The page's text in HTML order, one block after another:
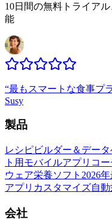
10日間の無料トライア
能
“最もスマートな食事プ
Susy
製品
レシピビルダー＆データ
ト用モバイルアプリ コ
ウェア栄養ソフト 2026
アプリカスタマイズ自
会社